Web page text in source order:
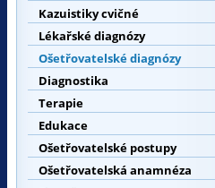
Kazuistiky cvičné
Lékařské diagnózy
Ošetřovatelské diagnózy
Diagnostika
Terapie
Edukace
Ošetřovatelské postupy
Ošetřovatelská anamnéza